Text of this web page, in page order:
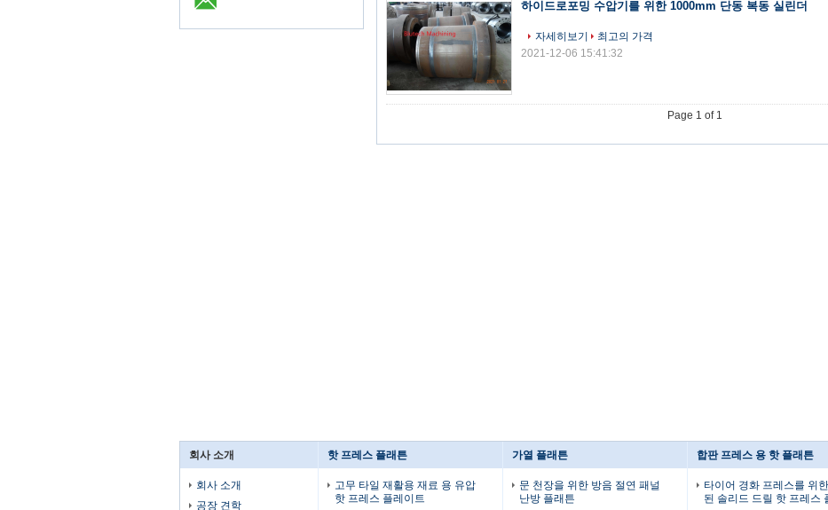
하이드로포밍 수압기를 위한 1000mm 단동 복동 실린더
자세히보기
최고의 가격
2021-12-06 15:41:32
Page 1 of 1
회사 소개
회사 소개
공장 견학
핫 프레스 플래튼
고무 타일 재활용 재료 용 유압
핫 프레스 플레이트
가열 플래튼
문 천장을 위한 방음 절연 패널
난방 플래튼
합판 프레스 용 핫 플래튼
타이어 경화 프레스를 위
된 솔리드 드릴 핫 프레스